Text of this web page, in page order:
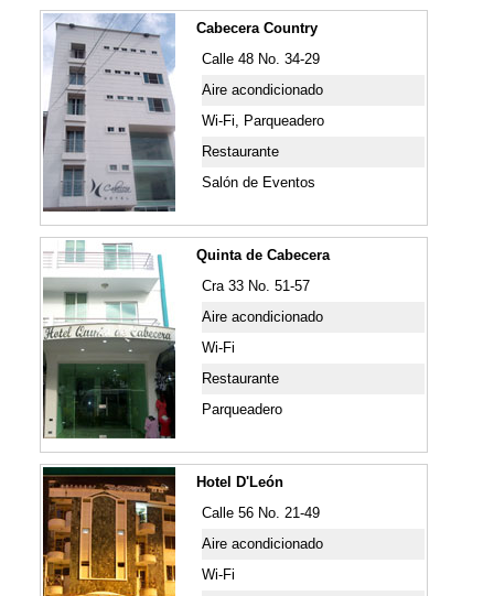
Cabecera Country
Calle 48 No. 34-29
Aire acondicionado
Wi-Fi, Parqueadero
Restaurante
Salón de Eventos
Quinta de Cabecera
Cra 33 No. 51-57
Aire acondicionado
Wi-Fi
Restaurante
Parqueadero
Hotel D'León
Calle 56 No. 21-49
Aire acondicionado
Wi-Fi